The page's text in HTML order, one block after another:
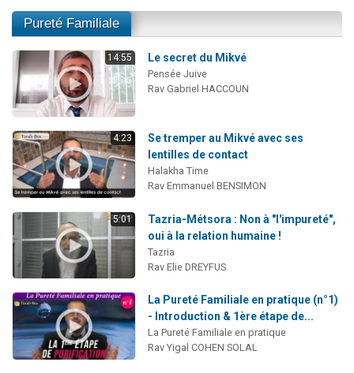
Pureté Familiale
14:55 Le secret du Mikvé
Pensée Juive
Rav Gabriel HACCOUN
4:23
Se tremper au Mikvé avec ses
lentilles de contact
Halakha Time
Rav Emmanuel BENSIMON
5:01
Tazria-Métsora : Non à "l'impureté",
oui à la relation humaine !
Tazria
Rav Elie DREYFUS
La Pureté Familiale en pratique (n°1)
- Introduction & 1ère étape de...
La Pureté Familiale en pratique
Rav Yigal COHEN SOLAL